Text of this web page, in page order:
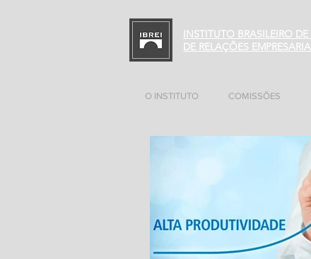
INSTITUTO BRASILEIRO
DE RELAÇÕES
O INSTITUTO COMISSÕES